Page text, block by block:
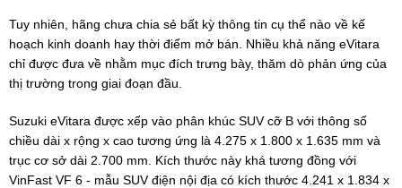
Tuy nhiên, hãng chưa chia sẻ bất kỳ thông tin cụ thể nào về kế
hoạch kinh doanh hay thời điểm mở bán. Nhiều khả năng eVitara
chỉ được đưa về nhằm mục đích trưng bày, thăm dò phản ứng của
thị trường trong giai đoạn đầu.
Suzuki eVitara được xếp vào phân khúc SUV cỡ B với thông số
chiều dài x rộng x cao tương ứng là 4.275 x 1.800 x 1.635 mm và
trục cơ sở dài 2.700 mm. Kích thước này khá tương đồng với
VinFast VF 6 - mẫu SUV điện nội địa có kích thước 4.241 x 1.834 x